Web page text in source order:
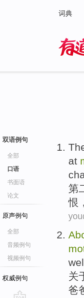
词典
双语例句
全部
口语
书面语
论文
原声例句
全部
音频例句
视频例句
权威例句
at
第
恨
关
爸